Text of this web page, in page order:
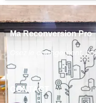
Ma Reconversion Pro
Osez le changement,
CONTACT